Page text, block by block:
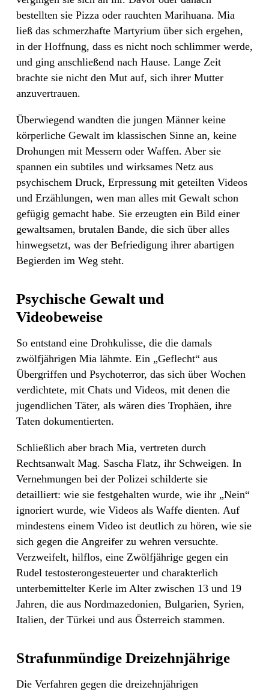
bestellten sie Pizza oder rauchten Marihuana. Mia
ließ das schmerzhafte Martyrium über sich ergehen,
in der Hoffnung, dass es nicht noch schlimmer werde,
und ging anschließend nach Hause. Lange Zeit
brachte sie nicht den Mut auf, sich ihrer Mutter
anzuvertrauen.
Überwiegend wandten die jungen Männer keine
körperliche Gewalt im klassischen Sinne an, keine
Drohungen mit Messern oder Waffen. Aber sie
spannen ein subtiles und wirksames Netz aus
psychischem Druck, Erpressung mit geteilten Videos
und Erzählungen, wen man alles mit Gewalt schon
gefügig gemacht habe. Sie erzeugten ein Bild einer
gewaltsamen, brutalen Bande, die sich über alles
hinwegsetzt, was der Befriedigung ihrer abartigen
Begierden im Weg steht.
Psychische Gewalt und
Videobeweise
So entstand eine Drohkulisse, die die damals
zwölfjährigen Mia lähmte. Ein „Geflecht“ aus
Übergriffen und Psychoterror, das sich über Wochen
verdichtete, mit Chats und Videos, mit denen die
jugendlichen Täter, als wären dies Trophäen, ihre
Taten dokumentierten.
Schließlich aber brach Mia, vertreten durch
Rechtsanwalt Mag. Sascha Flatz, ihr Schweigen. In
Vernehmungen bei der Polizei schilderte sie
detailliert: wie sie festgehalten wurde, wie ihr „Nein“
ignoriert wurde, wie Videos als Waffe dienten. Auf
mindestens einem Video ist deutlich zu hören, wie sie
sich gegen die Angreifer zu wehren versuchte.
Verzweifelt, hilflos, eine Zwölfjährige gegen ein
Rudel testosterongesteuerter und charakterlich
unterbemittelter Kerle im Alter zwischen 13 und 19
Jahren, die aus Nordmazedonien, Bulgarien, Syrien,
Italien, der Türkei und aus Österreich stammen.
Strafunmündige Dreizehnjährige
Die Verfahren gegen die dreizehnjährigen